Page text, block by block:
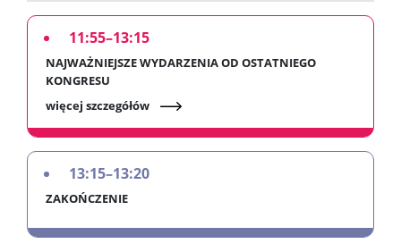
11:55–13:15
NAJWAŻNIEJSZE WYDARZENIA OD OSTATNIEGO
KONGRESU
więcej szczegółów
13:15–13:20
ZAKOŃCZENIE